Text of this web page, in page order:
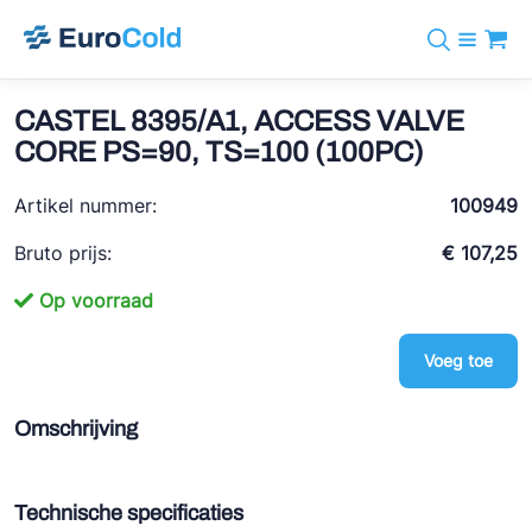
info@eurocold.nl
Merken
BOCK
REFFLEX®
Doucette Industries
Koudemiddelen
Diensten
Nieuws
Over ons
CASTEL 8395/A1, ACCESS VALVE
CORE PS=90, TS=100 (100PC)
Artikel nummer:
100949
Bruto prijs:
€ 107,25
Op voorraad
Voeg toe
Omschrijving
Technische specificaties